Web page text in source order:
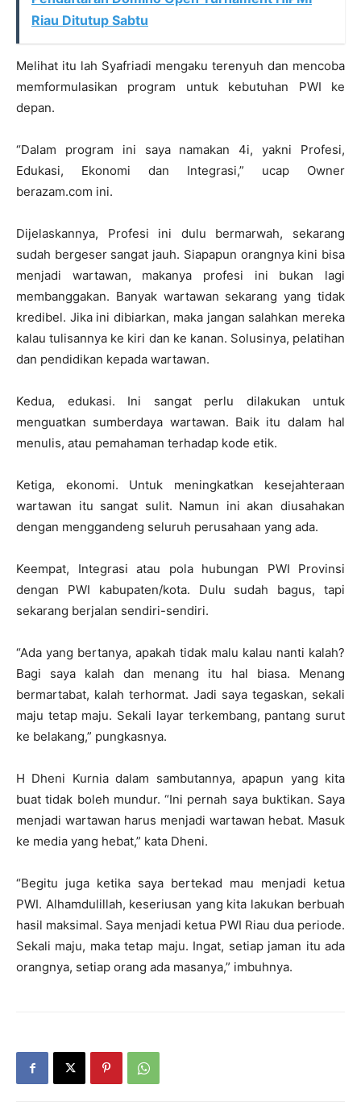
Riau Ditutup Sabtu
Melihat itu lah Syafriadi mengaku terenyuh dan mencoba
memformulasikan program untuk kebutuhan PWI ke
depan.
“Dalam program ini saya namakan 4i, yakni Profesi,
Edukasi, Ekonomi dan Integrasi,” ucap Owner
berazam.com ini.
Dijelaskannya, Profesi ini dulu bermarwah, sekarang
sudah bergeser sangat jauh. Siapapun orangnya kini bisa
menjadi wartawan, makanya profesi ini bukan lagi
membanggakan. Banyak wartawan sekarang yang tidak
kredibel. Jika ini dibiarkan, maka jangan salahkan mereka
kalau tulisannya ke kiri dan ke kanan. Solusinya, pelatihan
dan pendidikan kepada wartawan.
Kedua, edukasi. Ini sangat perlu dilakukan untuk
menguatkan sumberdaya wartawan. Baik itu dalam hal
menulis, atau pemahaman terhadap kode etik.
Ketiga, ekonomi. Untuk meningkatkan kesejahteraan
wartawan itu sangat sulit. Namun ini akan diusahakan
dengan menggandeng seluruh perusahaan yang ada.
Keempat, Integrasi atau pola hubungan PWI Provinsi
dengan PWI kabupaten/kota. Dulu sudah bagus, tapi
sekarang berjalan sendiri-sendiri.
“Ada yang bertanya, apakah tidak malu kalau nanti kalah?
Bagi saya kalah dan menang itu hal biasa. Menang
bermartabat, kalah terhormat. Jadi saya tegaskan, sekali
maju tetap maju. Sekali layar terkembang, pantang surut
ke belakang,” pungkasnya.
H Dheni Kurnia dalam sambutannya, apapun yang kita
buat tidak boleh mundur. “Ini pernah saya buktikan. Saya
menjadi wartawan harus menjadi wartawan hebat. Masuk
ke media yang hebat,” kata Dheni.
“Begitu juga ketika saya bertekad mau menjadi ketua
PWI. Alhamdulillah, keseriusan yang kita lakukan berbuah
hasil maksimal. Saya menjadi ketua PWI Riau dua periode.
Sekali maju, maka tetap maju. Ingat, setiap jaman itu ada
orangnya, setiap orang ada masanya,” imbuhnya.